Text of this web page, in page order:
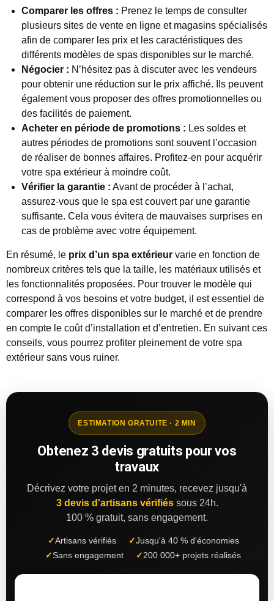
Comparer les offres : Prenez le temps de consulter
plusieurs sites de vente en ligne et magasins spécialisés
afin de comparer les prix et les caractéristiques des
différents modèles de spas disponibles sur le marché.
Négocier : N’hésitez pas à discuter avec les vendeurs
pour obtenir une réduction sur le prix affiché. Ils peuvent
également vous proposer des offres promotionnelles ou
des facilités de paiement.
Acheter en période de promotions : Les soldes et
autres périodes de promotions sont souvent l’occasion
de réaliser de bonnes affaires. Profitez-en pour acquérir
votre spa extérieur à moindre coût.
Vérifier la garantie : Avant de procéder à l’achat,
assurez-vous que le spa est couvert par une garantie
suffisante. Cela vous évitera de mauvaises surprises en
cas de problème avec votre équipement.
En résumé, le prix d’un spa extérieur varie en fonction de
nombreux critères tels que la taille, les matériaux utilisés et
les fonctionnalités proposées. Pour trouver le modèle qui
correspond à vos besoins et votre budget, il est essentiel de
comparer les offres disponibles sur le marché et de prendre
en compte le coût d’installation et d’entretien. En suivant ces
conseils, vous pourrez profiter pleinement de votre spa
extérieur sans vous ruiner.
ESTIMATION GRATUITE · 2 MIN
Obtenez 3 devis gratuits pour vos
travaux
Décrivez votre projet en 2 minutes, recevez jusqu'à
3 devis d'artisans vérifiéssous 24h.
100 % gratuit, sans engagement.
✓Artisans vérifiés ✓Jusqu'à 40 % d'économies
✓Sans engagement ✓ 200 000+ projets réalisés